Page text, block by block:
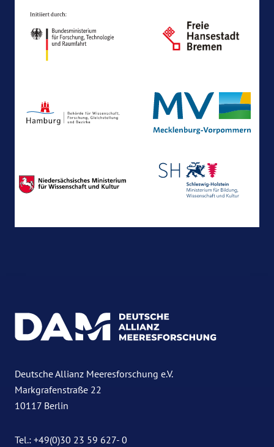
Deutsche Allianz Meeresforschung e.V.
Markgrafenstraße 22
10117 Berlin
Tel.: +49(0)30 23 59 627- 0